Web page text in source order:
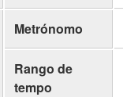
Metrónomo
Rango de
tempo